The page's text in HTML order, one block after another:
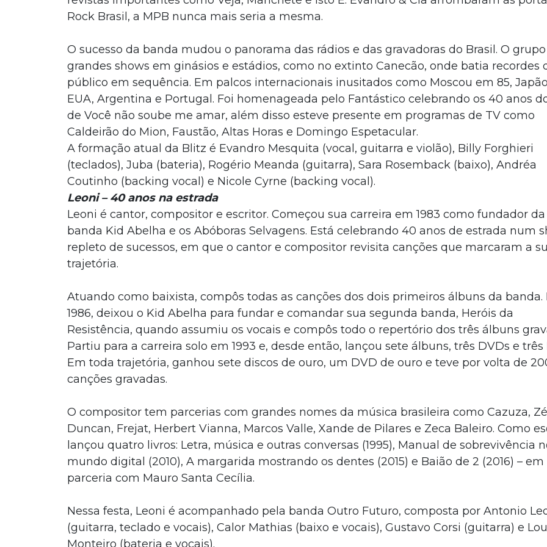
Rock Brasil, a MPB nunca mais seria a mesma.
O sucesso da banda mudou o panorama das rádios e das gravadoras do Brasil. O
grandes shows em ginásios e estádios, como no extinto Canecão, onde batia recordes
público em sequência. Em palcos internacionais inusitados como Moscou em 85,
EUA, Argentina e Portugal. Foi homenageada pelo Fantástico celebrando os 40 anos
de Você não soube me amar, além disso esteve presente em programas de TV como
Caldeirão do Mion, Faustão, Altas Horas e Domingo Espetacular.
A formação atual da Blitz é Evandro Mesquita (vocal, guitarra e violão), Billy Forghieri
(teclados), Juba (bateria), Rogério Meanda (guitarra), Sara Rosemback (baixo), Andréa
Coutinho (backing vocal) e Nicole Cyrne (backing vocal).
Leoni –40 anos na estrada
Leoni é cantor, compositor e escritor. Começou sua carreira em 1983 como fundador da
banda Kid Abelha e os Abóboras Selvagens. Está celebrando 40 anos de estrada num
repleto de sucessos, em que o cantor e compositor revisita canções que marcaram a
trajetória.
Atuando como baixista, compôs todas as canções dos dois primeiros álbuns da banda.
1986, deixou o Kid Abelha para fundar e comandar sua segunda banda, Heróis da
Resistência, quando assumiu os vocais e compôs todo o repertório dos três álbuns
Partiu para a carreira solo em 1993 e, desde então, lançou sete álbuns, três DVDs e três
Em toda trajetória, ganhou sete discos de ouro, um DVD de ouro e teve por volta de
canções gravadas.
O compositor tem parcerias com grandes nomes da música brasileira como Cazuza,
Duncan, Frejat, Herbert Vianna, Marcos Valle, Xande de Pilares e Zeca Baleiro. Como
lançou quatro livros: Letra, música e outras conversas (1995), Manual de sobrevivência
mundo digital (2010), A margarida mostrando os dentes (2015) e Baião de 2 (2016) – em
parceria com Mauro Santa Cecília.
Nessa festa, Leoni é acompanhado pela banda Outro Futuro, composta por Antonio
(guitarra, teclado e vocais), Calor Mathias (baixo e vocais), Gustavo Corsi (guitarra) e
Monteiro (bateria e vocais).